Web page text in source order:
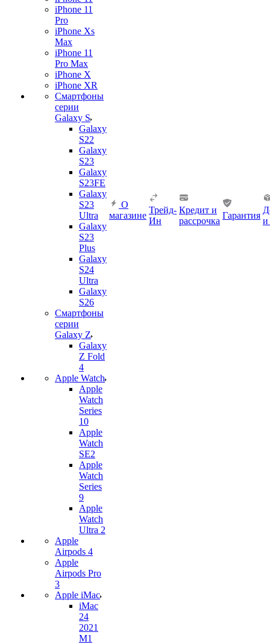
iPhone 11
Pro
iPhone Xs
Max
iPhone 11
Pro Max
iPhone X
iPhone XR
Смартфоны
серии
Galaxy S
Galaxy
S22
Galaxy
S23
Galaxy
S23FE
Galaxy
S23
Ultra
Galaxy
S23
Plus
Galaxy
S24
Ultra
Galaxy
S26
Смартфоны
серии
Galaxy Z
Galaxy
Z Fold
4
Apple Watch
Apple
Watch
Series
10
Apple
Watch
SE2
Apple
Watch
Series
9
Apple
Watch
Ultra 2
Apple
Airpods 4
Apple
Airpods Pro
3
Apple iMac
iMac
24
2021
M1
О
магазине
Трейд-
Ин
Кредит и
рассрочка
Гарантия
и